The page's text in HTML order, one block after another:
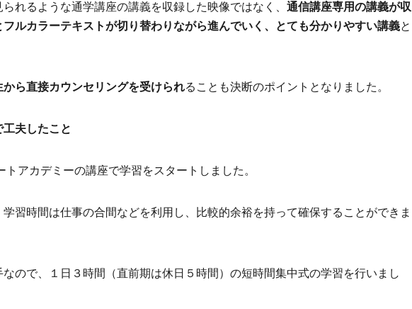
れるような通学講座の講義を収録した映像ではなく、 通信講座専用の講義が収
ルカラーテキストが切り替わりながら進んでいく、とても分かりやすい講義と
から直接カウンセリングを受けられることも決断のポイントとなりました。
夫したこと
アカデミーの講座で学習をスタートしました。
習時間は仕事の合間などを利用し、比較的余裕を持って確保することができま
ので、１日３時間（直前期は休日５時間）の短時間集中式の学習を行いまし